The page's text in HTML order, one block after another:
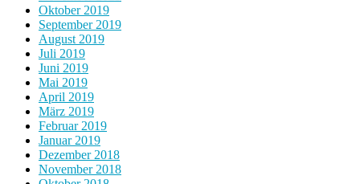
Oktober 2019
September 2019
August 2019
Juli 2019
Juni 2019
Mai 2019
April 2019
März 2019
Februar 2019
Januar 2019
Dezember 2018
November 2018